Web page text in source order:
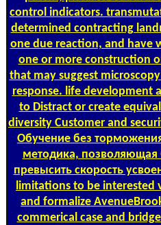
control indicators.
determined contracting
one due reaction, and have
one or more construction
that may suggest
response. life development
to Distract or create
diversity Customer and
Обучение без
методика, позволяющая
превысить скорость
limitations to be interested
and formalize
commerical case and